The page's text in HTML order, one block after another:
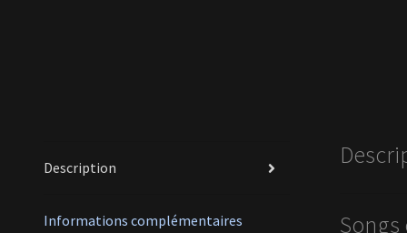
Description
Informations complémentaires Songs